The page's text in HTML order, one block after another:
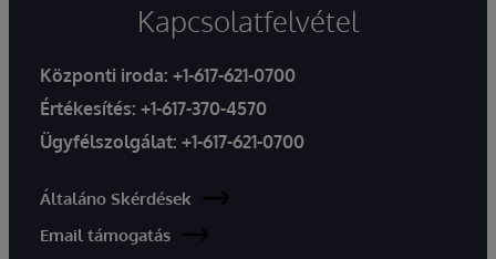
Kapcsolatfelvétel
Központi iroda: +1-617-621-0700
Értékesítés: +1-617-370-4570
Ügyfélszolgálat: +1-617-621-0700
Általáno Skérdések
Email támogatás